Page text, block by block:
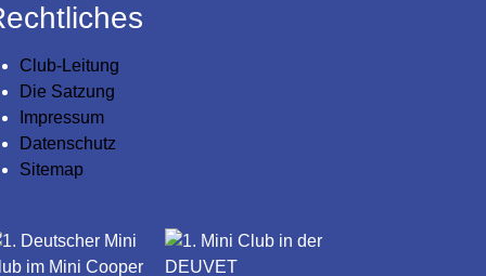
Club-Leitung
Die Satzung
Impressum
Datenschutz
Sitemap